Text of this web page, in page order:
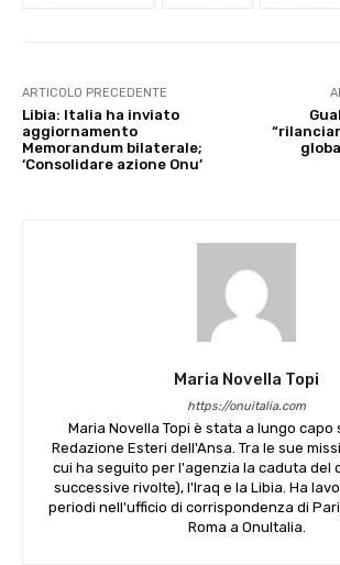
ARTICOLO PRECEDENTE
Libia: Italia ha inviato
aggiornamento
Memorandum bilaterale;
‘Consolidare azione Onu’
Maria Novella Topi
https://onuitalia.com
Maria Novella Topi è stata a lungo capo
Redazione Esteri dell'Ansa. Tra le sue
cui ha seguito per l'agenzia la caduta del
successive rivolte), l'Iraq e la Libia. Ha
periodi nell'ufficio di corrispondenza di
Roma a OnuItalia.